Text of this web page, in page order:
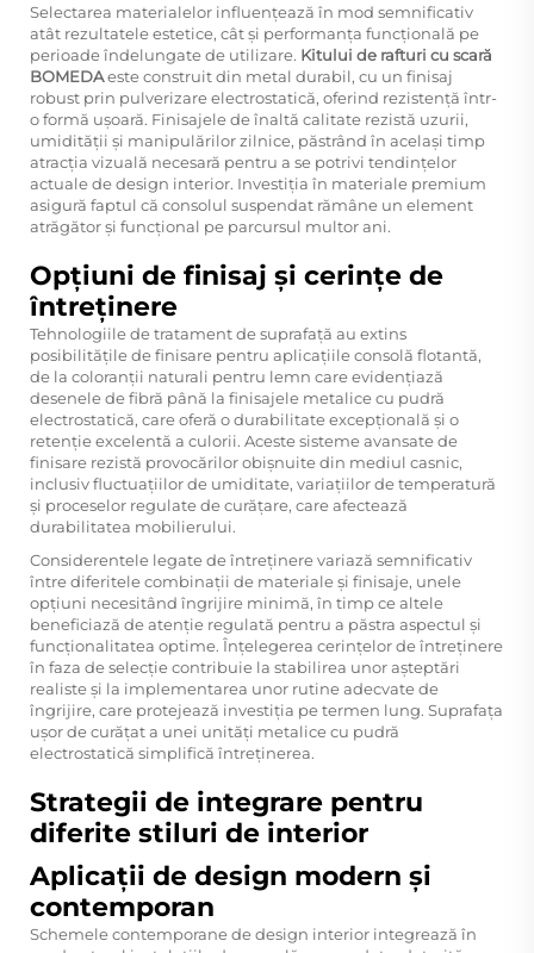
Selectarea materialelor influențează în mod semnificativ
atât rezultatele estetice, cât și performanța funcțională pe
perioade îndelungate de utilizare. Kitului de rafturi cu scară
BOMEDAeste construit din metal durabil, cu un finisaj
robust prin pulverizare electrostatică, oferind rezistență într-
o formă ușoară. Finisajele de înaltă calitate rezistă uzurii,
umidității și manipulărilor zilnice, păstrând în același timp
atracția vizuală necesară pentru a se potrivi tendințelor
actuale de design interior. Investiția în materiale premium
asigură faptul că consolul suspendat rămâne un element
atrăgător și funcțional pe parcursul multor ani.
Opțiuni de finisaj și cerințe de
întreținere
Tehnologiile de tratament de suprafață au extins
posibilitățile de finisare pentru aplicațiile consolă flotantă,
de la coloranții naturali pentru lemn care evidențiază
desenele de fibră până la finisajele metalice cu pudră
electrostatică, care oferă o durabilitate excepțională și o
retenție excelentă a culorii. Aceste sisteme avansate de
finisare rezistă provocărilor obișnuite din mediul casnic,
inclusiv fluctuațiilor de umiditate, variațiilor de temperatură
și proceselor regulate de curățare, care afectează
durabilitatea mobilierului.
Considerentele legate de întreținere variază semnificativ
între diferitele combinații de materiale și finisaje, unele
opțiuni necesitând îngrijire minimă, în timp ce altele
beneficiază de atenție regulată pentru a păstra aspectul și
funcționalitatea optime. Înțelegerea cerințelor de întreținere
în faza de selecție contribuie la stabilirea unor așteptări
realiste și la implementarea unor rutine adecvate de
îngrijire, care protejează investiția pe termen lung. Suprafața
ușor de curățat a unei unități metalice cu pudră
electrostatică simplifică întreținerea.
Strategii de integrare pentru
diferite stiluri de interior
Aplicații de design modern și
contemporan
Schemele contemporane de design interior integrează în